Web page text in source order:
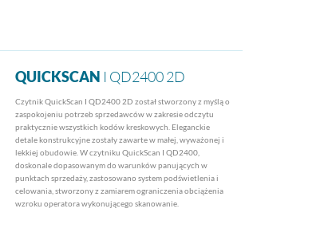
QUICKSCAN I QD2400 2D
Czytnik QuickScan I QD2400 2D został stworzony z myślą o
zaspokojeniu potrzeb sprzedawców w zakresie odczytu
praktycznie wszystkich kodów kreskowych. Eleganckie
detale konstrukcyjne zostały zawarte w małej, wyważonej i
lekkiej obudowie. W czytniku QuickScan I QD2400,
doskonale dopasowanym do warunków panujących w
punktach sprzedaży, zastosowano system podświetlenia i
celowania, stworzony z zamiarem ograniczenia obciążenia
wzroku operatora wykonującego skanowanie.